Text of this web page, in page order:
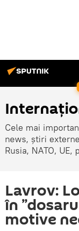
Cele mai
news, știri
Rusia, NATO,
Lavrov:
în
motive